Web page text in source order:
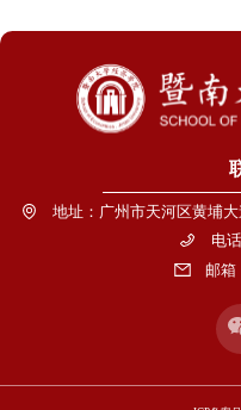
地址：广州市天河区黄埔
电
邮箱